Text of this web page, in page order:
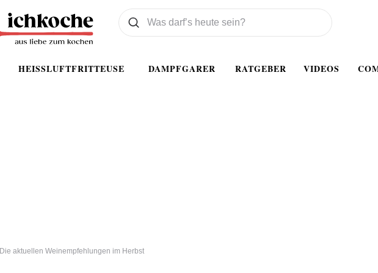
HEISSLUFTFRITTEUSE DAMPFGARER RATGEBER VIDEOS
Was wollen Sie suchen
Suchen
Die aktuellen Weinempfehlungen im Herbst